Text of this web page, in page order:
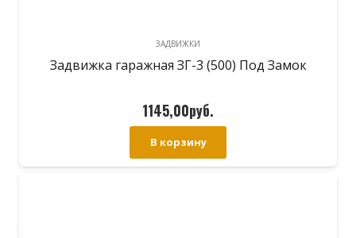
ЗАДВИЖКИ
Задвижка гаражная ЗГ-3 (500) Под Замок
1145,00руб.
В корзину